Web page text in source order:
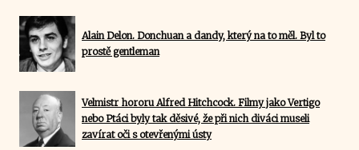
Alain Delon. Donchuan a dandy, který na to měl. Byl to
prostě gentleman
Velmistr hororu Alfred Hitchcock. Filmy jako Vertigo
nebo Ptáci byly tak děsivé, že při nich diváci museli
zavírat oči s otevřenými ústy